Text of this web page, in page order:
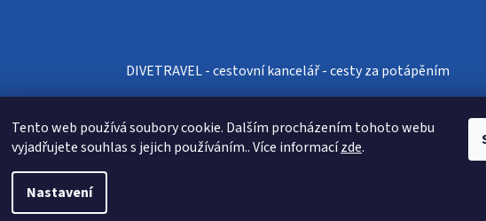
Tento web používá soubory cookie. Dalším procházením tohoto webu
vyjadřujete souhlas s jejich používáním.. Více informacízde.
Nastavení
p
i
s
u
DIVETRAVEL - cestovní kancelář - cesty za potápěním
vyhrazena.